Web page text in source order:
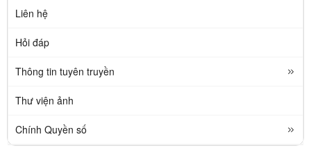
Liên hệ
Hỏi đáp
Thông tin tuyên truyền
Thư viện ảnh
Chính Quyền số